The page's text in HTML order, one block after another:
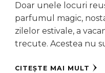
Doar unele locuri
parfumul magic,
zilelor estivale, a
trecute. Acestea nu
CITEȘTE MAI MULT